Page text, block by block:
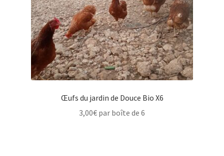
Œufs du jardin de Douce Bio X6
3,00€ par boîte de 6